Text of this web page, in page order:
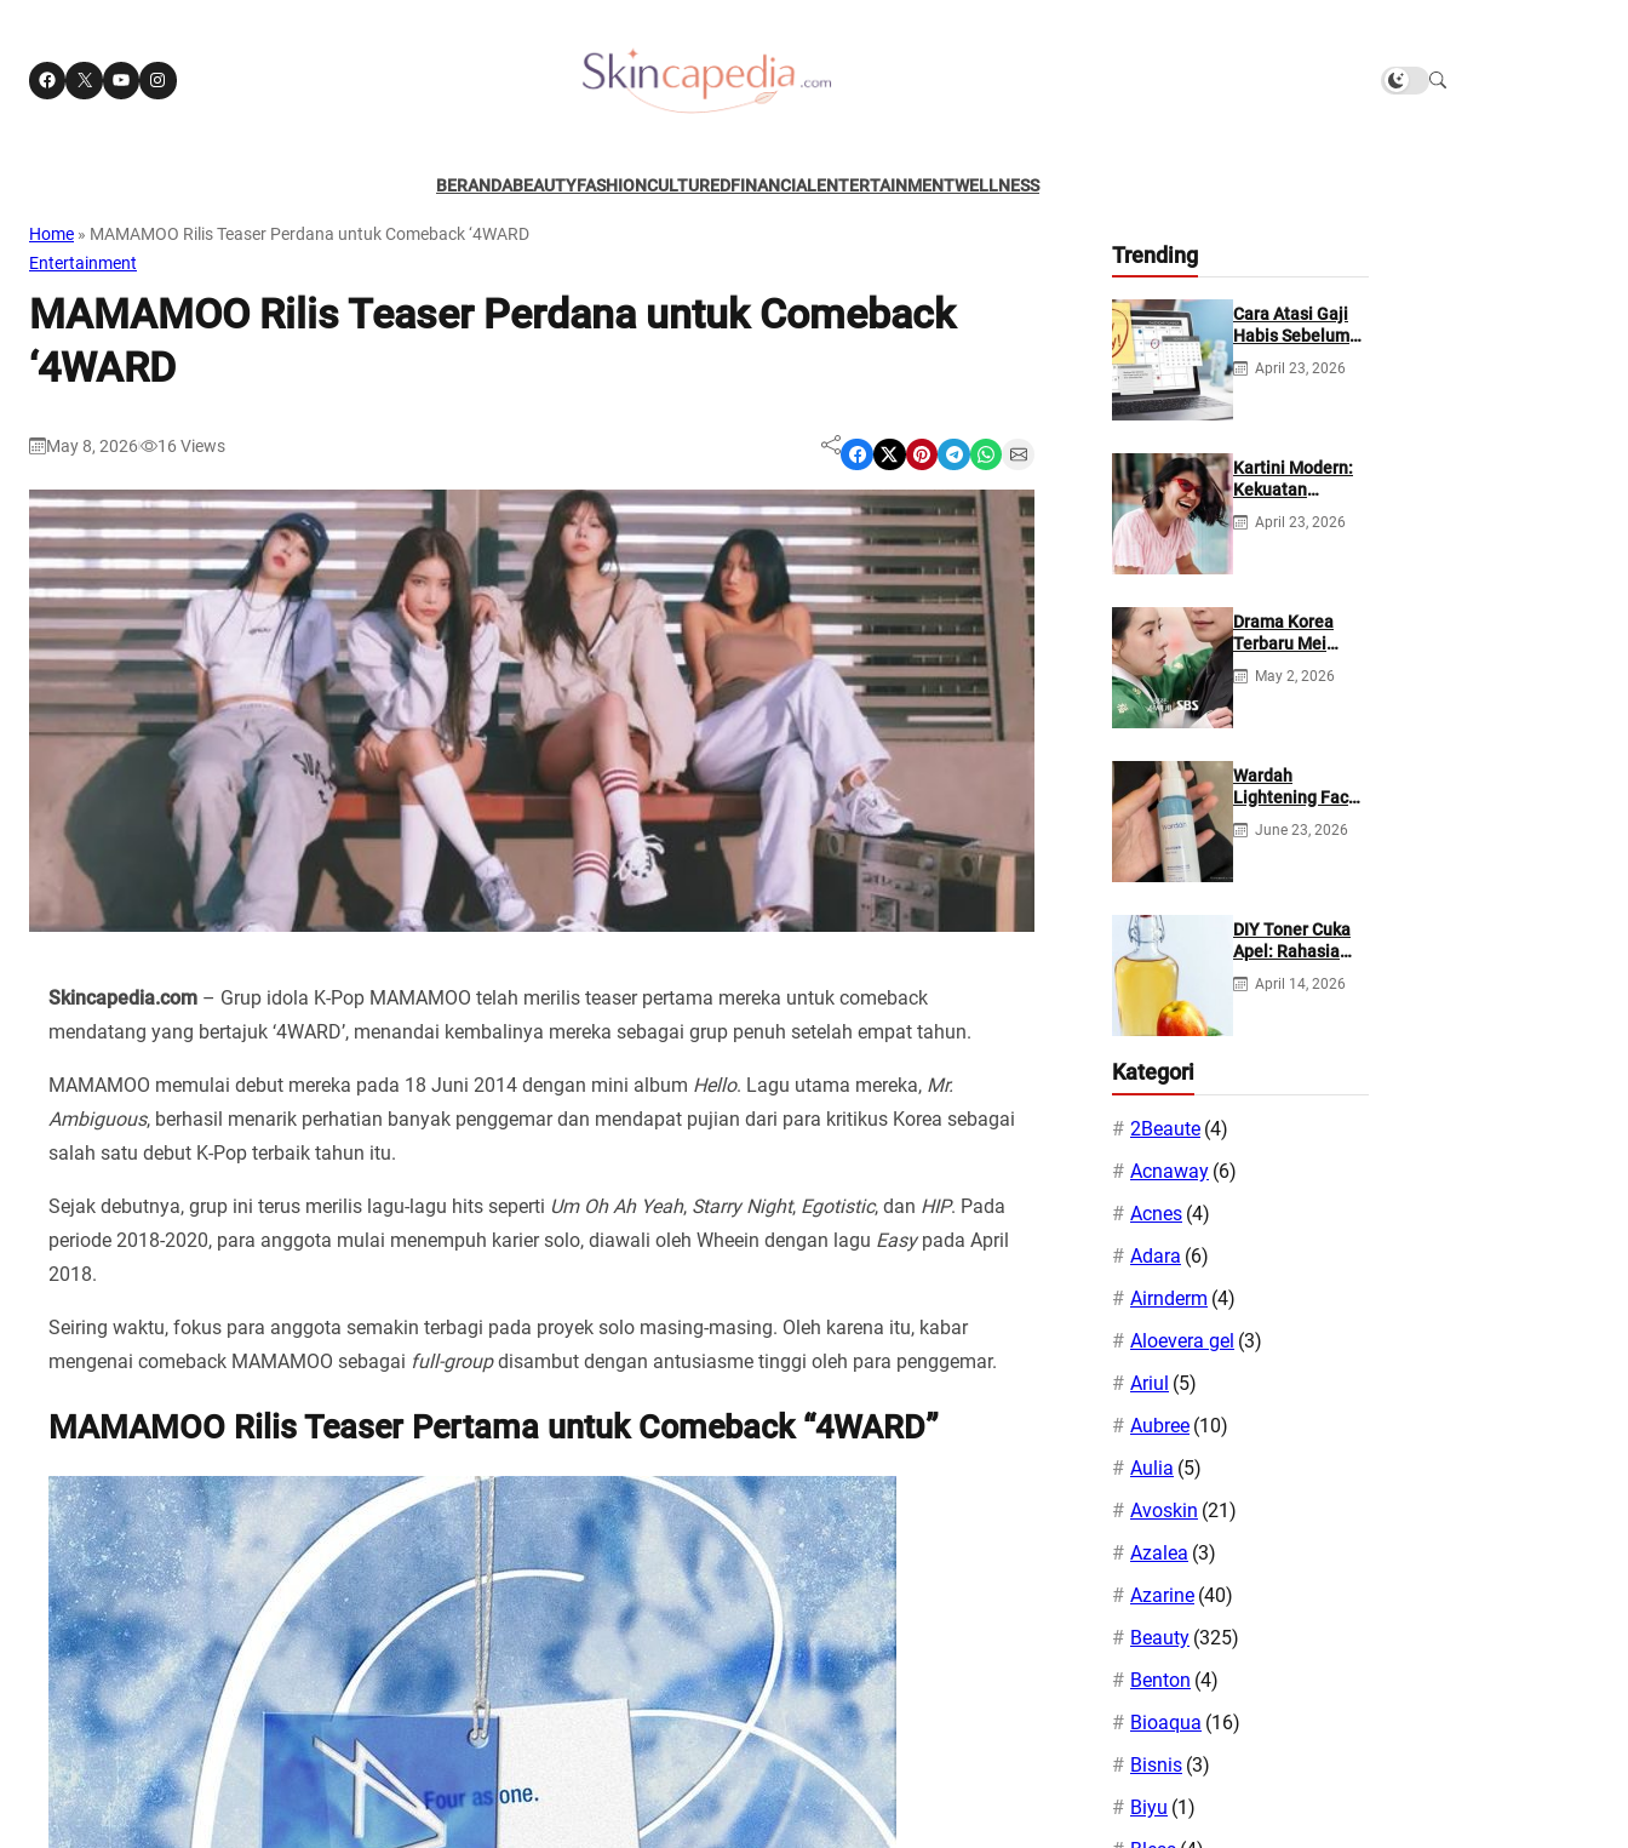
Facebook X YouTube Instagram
BERANDABEAUTYFASHIONCULTUREDFINANCIALENTERTAINMENTWELLNESS
Home » MAMAMOO Rilis Teaser Perdana untuk Comeback ‘4WARD
Entertainment
MAMAMOO Rilis Teaser Perdana untuk Comeback
‘4WARD
May 8, 2026 16 Views Share on Facebook Share on X Share on Pinterest Share on Telegram Share on WhatsApp Share on Email
Skincapedia.com – Grup idola K-Pop MAMAMOO telah merilis teaser pertama mereka untuk comeback
mendatang yang bertajuk ‘4WARD’, menandai kembalinya mereka sebagai grup penuh setelah empat tahun.
MAMAMOO memulai debut mereka pada 18 Juni 2014 dengan mini album Hello. Lagu utama mereka, Mr.
Ambiguous, berhasil menarik perhatian banyak penggemar dan mendapat pujian dari para kritikus Korea sebagai
salah satu debut K-Pop terbaik tahun itu.
Sejak debutnya, grup ini terus merilis lagu-lagu hits seperti Um Oh Ah Yeah, Starry Night, Egotistic, dan HIP. Pada
periode 2018-2020, para anggota mulai menempuh karier solo, diawali oleh Wheein dengan lagu Easypada April
2018.
Seiring waktu, fokus para anggota semakin terbagi pada proyek solo masing-masing. Oleh karena itu, kabar
mengenai comeback MAMAMOO sebagai full-groupdisambut dengan antusiasme tinggi oleh para penggemar.
MAMAMOO Rilis Teaser Pertama untuk Comeback “4WARD”
Trending
Cara Atasi Gaji
Habis Sebelum
Gajian
Berikutnya
April 23, 2026
Kartini Modern:
Kekuatan
Berevolusi &
Rawat Diri
April 23, 2026
Drama Korea
Terbaru Mei
2026: Mana yang
Tayang di
May 2, 2026
Wardah
Lightening Face
Mist: Cek
Ingredients &
June 23, 2026
DIY Toner Cuka
Apel: Rahasia
Jerawat Kempes
dalam 2 Hari!
April 14, 2026
Kategori
2Beaute (4)
Acnaway (6)
Acnes (4)
Adara (6)
Airnderm (4)
Aloevera gel (3)
Ariul (5)
Aubree (10)
Aulia (5)
Avoskin (21)
Azalea (3)
Azarine (40)
Beauty (325)
Benton (4)
Bioaqua (16)
Bisnis (3)
Biyu (1)